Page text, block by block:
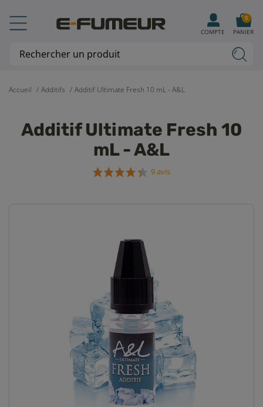
Accueil Additifs Additif Ultimate Fresh 10 mL - A&L
Additif Ultimate Fresh 10
mL - A&L
9 avis
COMPTE PANIER
0